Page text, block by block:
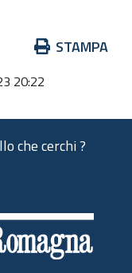
STAMPA
20:22
che cerchi ?